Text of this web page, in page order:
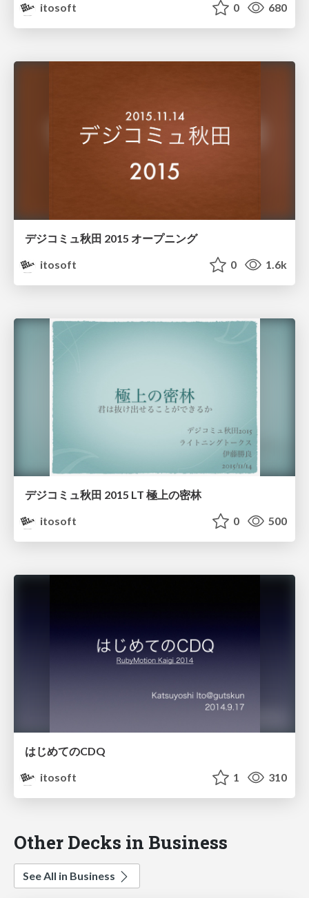
itosoft 0 680
デジコミュ秋田 2015 オープニング
itosoft
0 1.6k
デジコミュ秋田 2015 LT 極上の密林
itosoft
0 500
はじめてのCDQ
itosoft
1 310
Other Decks in Business
See All in Business